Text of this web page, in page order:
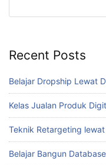
Recent Posts
Belajar Dropship Lewat
Kelas Jualan Produk
Teknik Retargeting
Belajar Bangun